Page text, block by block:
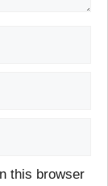
this browser